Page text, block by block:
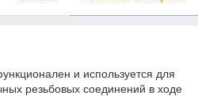
и используется для
резьбовых соединений в ходе